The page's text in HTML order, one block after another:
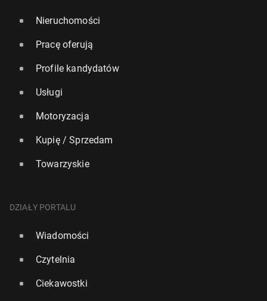
Nieruchomości
Pracę oferują
Profile kandydatów
Usługi
Motoryzacja
Kupię / Sprzedam
Towarzyskie
DZIAŁY PORTALU
Wiadomości
Czytelnia
Ciekawostki